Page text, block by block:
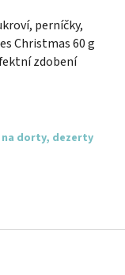
perníčky,
Christmas 60 g
zdobení
na dorty, dezerty